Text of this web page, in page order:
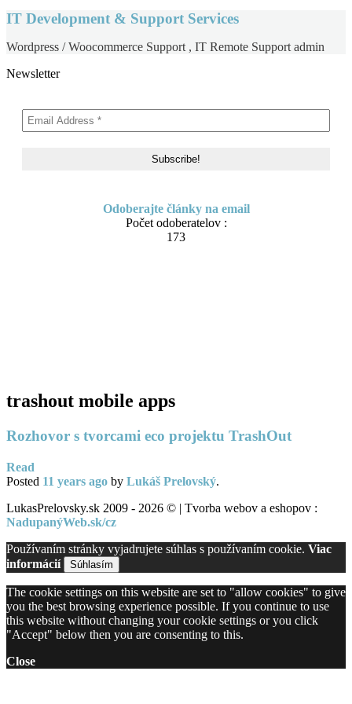
IT Development & Support Services
Wordpress / Woocommerce Support , IT Remote Support admin
Newsletter
Odoberajte články na email
Počet odoberatelov :
173
trashout mobile apps
Rozhovor s tvorcami eco projektu TrashOut
Read
Posted 11 years ago by Lukáš Prelovský.
LukasPrelovsky.sk 2009 - 2026 © | Tvorba webov a eshopov :
NadupanýWeb.sk/cz
Používaním stránky vyjadrujete súhlas s používaním cookie. Viac
informácií
Súhlasím
The cookie settings on this website are set to "allow cookies" to give
you the best browsing experience possible. If you continue to use
this website without changing your cookie settings or you click
"Accept" below then you are consenting to this.
Close